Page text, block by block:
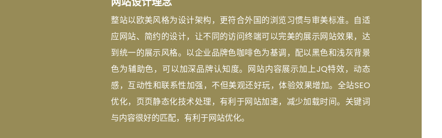
整站以欧美风格为设计架构，更符合外国的浏览习惯与审美标准。自适
应网站、简约的设计，让不同的访问终端可以完美的展示网站效果，达
到统一的展示风格。以企业品牌色咖啡色为基调，配以黑色和浅灰背景
色为辅助色，可以加深品牌认知度。网站内容展示加上JQ特效，动态
感，互动性和联系性加强，不但美观还好玩，体验效果增加。全站SEO
优化，页页静态化技术处理，有利于网站加速，减少加载时间。关键词
与内容很好的匹配，有利于网站优化。